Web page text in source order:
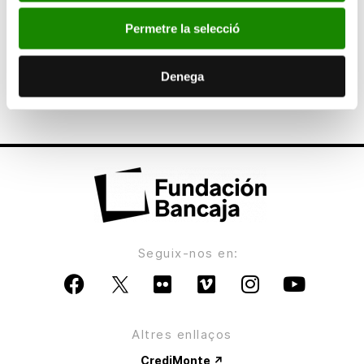
Permetre la selecció
Denega
ANTERIOR
Bancaja adquiere la “Suite Venezia” del pintor
extranjero
Seguix-nos en:
Altres enllaços
CrediMonte ↗